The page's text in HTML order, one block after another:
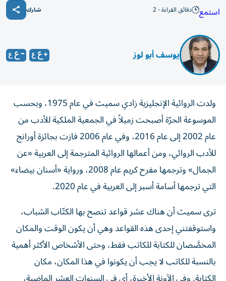
استمع دقائق القراءة - 2 شارك
يوسف أبو لوز
ولدت الروائية الإنجليزية زادي سميث في عام 1975، وبحسب
الموسوعة الحرّة أصبحت زميلاً في الجمعية الملكية للأدب من
عام 2002 إلى عام 2016، وفي عام 2006 فازت بجائزة أورانج
للأدب الروائي، ومن أعمالها الروائية المترجمة إلى العربية «عن
الجمال» وترجمها مفرح كريم عام 2008، ورواية «أسنان بيضاء»
التي ترجمها أسامة أسبر إلى العربية في عام 2020.
ترى سميث أن هناك عشر قواعد تنصح بها الكتّاب الشباب،
واستوقفتني إحدى هذه القواعد وهي أن يكون الوقت والمكان
المخصَّصان للكتابة للكاتب فقط، وحتى الأشخاص الأكثر أهمية
بالنسبة للكاتب لا يجب أن يكونوا في هذا المكان، مكان